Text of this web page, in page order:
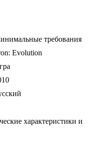
требования
Evolution
характеристики и